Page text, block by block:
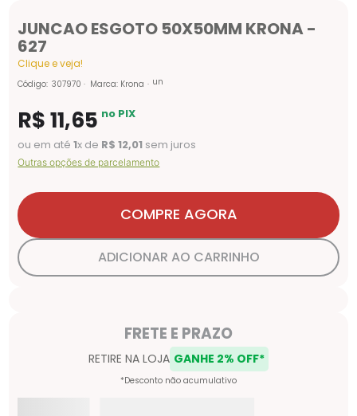
JUNCAO ESGOTO 50X50MM KRONA -
627
Clique e veja!
Código: 307970 Marca: Krona un
R$11,65 no PIX
ou em até1x de R$ 12,01 sem juros
Outras opções de parcelamento
COMPRE AGORA
ADICIONAR AO CARRINHO